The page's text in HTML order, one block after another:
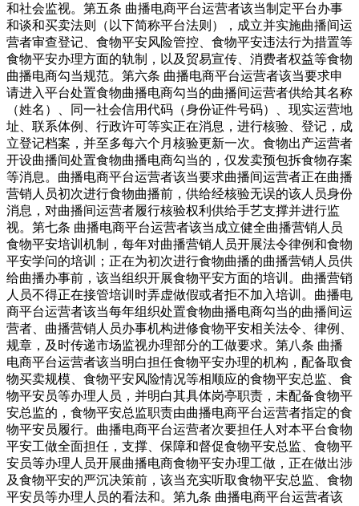
和社会监视。第五条 曲播电商平台运营者该当制定平台办事
和谈和买卖法则（以下简称平台法则），成立并实施曲播间运
营者审查登记、食物平安风险管控、食物平安违法行为措置等
食物平安办理方面的轨制，以及贸易宣传、消费者权益等食物
曲播电商勾当规范。第六条 曲播电商平台运营者该当要求申
请进入平台处置食物曲播电商勾当的曲播间运营者供给其名称
（姓名）、同一社会信用代码（身份证件号码）、现实运营地
址、联系体例、行政许可等实正在消息，进行核验、登记，成
立登记档案，并至多每六个月核验更新一次。食物出产运营者
开设曲播间处置食物曲播电商勾当的，仅发卖预包拆食物存案
等消息。曲播电商平台运营者该当要求曲播间运营者正在曲播
营销人员初次进行食物曲播前，供给经核验无误的该人员身份
消息，对曲播间运营者履行核验权利供给手艺支撑并进行监
视。第七条 曲播电商平台运营者该当成立健全曲播营销人员
食物平安培训机制，每年对曲播营销人员开展法令律例和食物
平安学问的培训；正在为初次进行食物曲播的曲播营销人员供
给曲播办事前，该当组织开展食物平安方面的培训。曲播营销
人员不得正在接管培训时弄虚做假或者拒不加入培训。曲播电
商平台运营者该当每年组织处置食物曲播电商勾当的曲播间运
营者、曲播营销人员办事机构进修食物平安相关法令、律例、
规章，及时传递市场监视办理部分的工做要求。第八条 曲播
电商平台运营者该当明白担任食物平安办理的机构，配备取食
物买卖规模、食物平安风险情况等相顺应的食物平安总监、食
物平安员等办理人员，并明白其具体岗亭职责，未配备食物平
安总监的，食物平安总监职责由曲播电商平台运营者指定的食
物平安员履行。曲播电商平台运营者次要担任人对本平台食物
平安工做全面担任，支撑、保障和督促食物平安总监、食物平
安员等办理人员开展曲播电商食物平安办理工做，正在做出涉
及食物平安的严沉决策前，该当充实听取食物平安总监、食物
平安员等办理人员的看法和。第九条 曲播电商平台运营者该